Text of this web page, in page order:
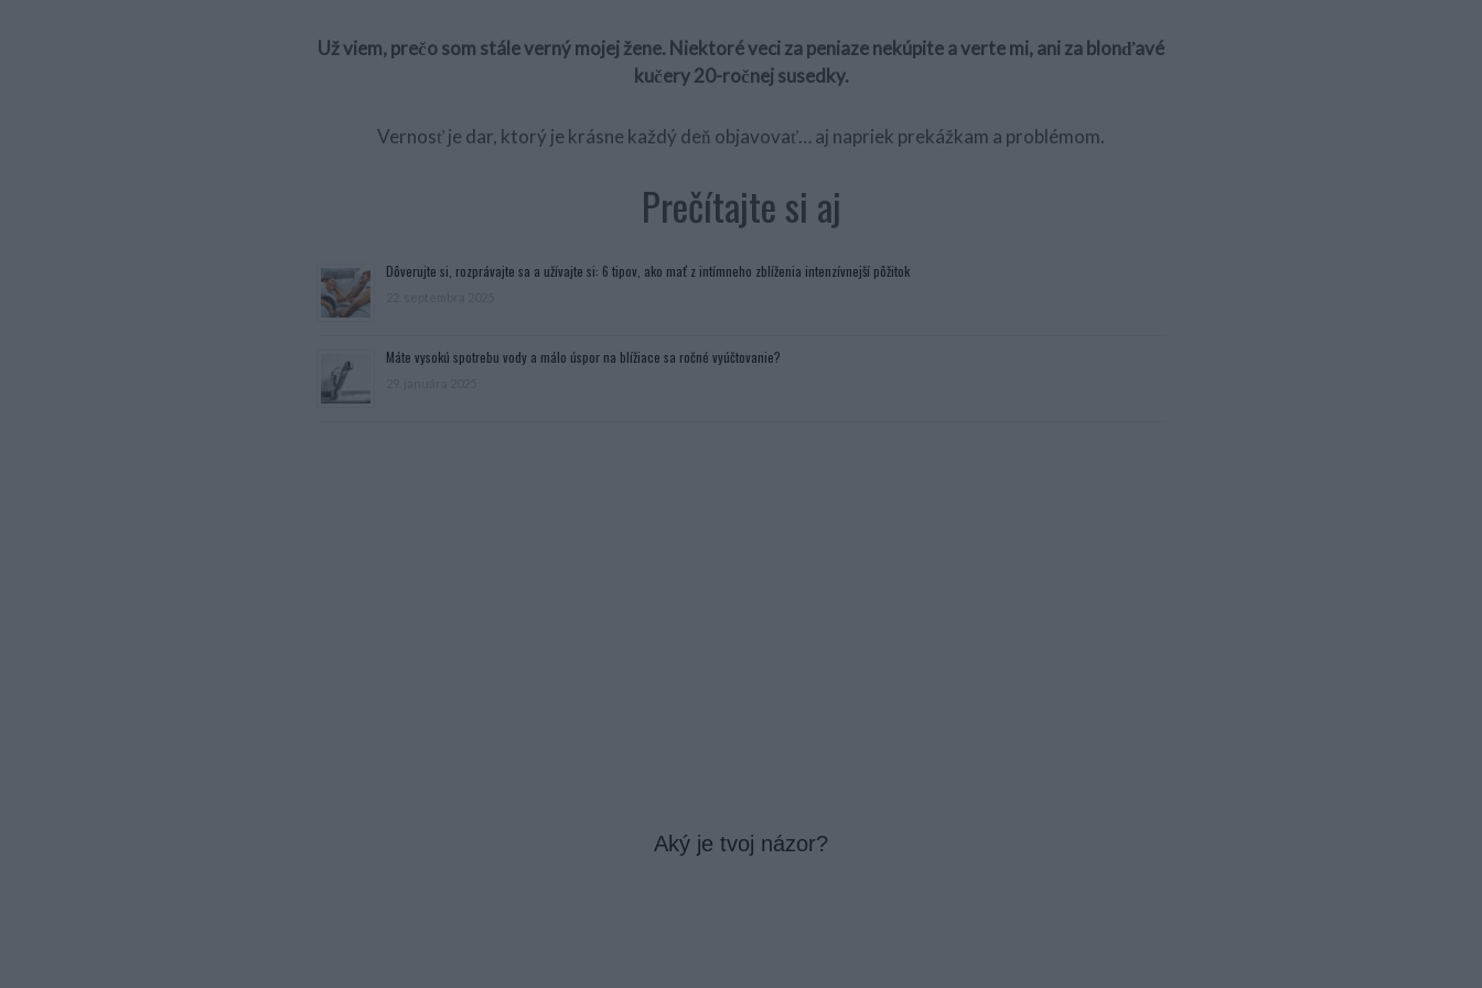
Už viem, prečo som stále verný mojej žene. Niektoré veci za peniaze nekúpite a verte mi, ani za blonďavé
kučery 20-ročnej susedky.
Vernosť je dar, ktorý je krásne každý deň objavovať… aj napriek prekážkam a problémom.
Prečítajte si aj
Dôverujte si, rozprávajte sa a užívajte si: 6 tipov, ako mať z intímneho zblíženia intenzívnejší pôžitok
Máte vysokú spotrebu vody a málo úspor na blížiace sa ročné vyúčtovanie?
Aký je tvoj názor?